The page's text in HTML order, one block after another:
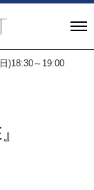
)18:30～19:00